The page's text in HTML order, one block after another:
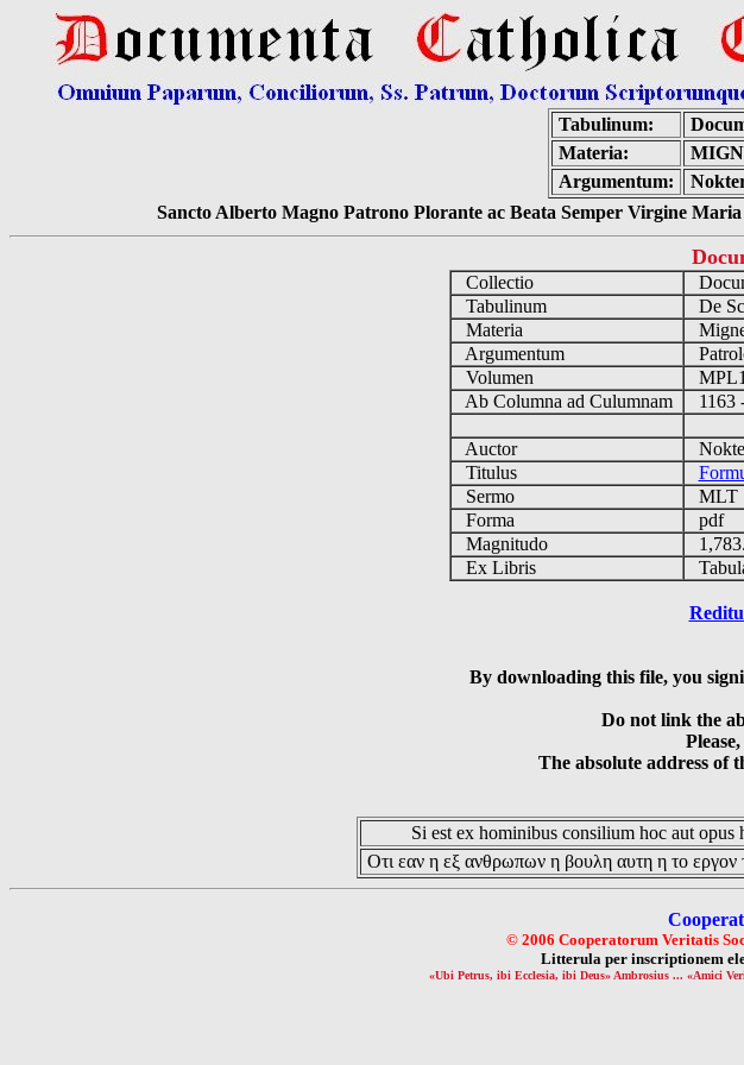
Tabulinum:
Materia:
Argumentum:
Sancto Alberto Magno Patrono Plorante ac Beata Semper Virgine
Collectio
Tabulinum
De
Materia
Argumentum
Volumen
Ab Columna ad Culumnam
1163
Auctor
Titulus
Sermo
MLT
Forma
pdf
Magnitudo
Ex Libris
By downloading this file, you
Do not link the
The absolute address of
Si est ex hominibus consilium hoc aut
Οτι εαν η εξ ανθρωπων η βουλη αυτη η το εργον
© 2006 Cooperatorum Veritatis
Litterula per inscriptionem
«Ubi Petrus, ibi Ecclesia, ibi Deus» Ambrosius ... «Amici